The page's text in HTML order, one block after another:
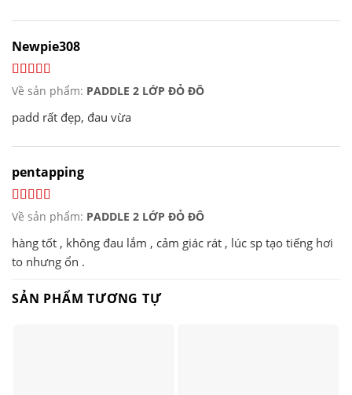
Newpie308
Về sản phẩm: PADDLE 2 LỚP ĐỎ ĐÔ
padd rất đẹp, đau vừa
pentapping
Về sản phẩm: PADDLE 2 LỚP ĐỎ ĐÔ
hàng tốt , không đau lắm , cảm giác rát , lúc sp tạo tiếng hơi
to nhưng ổn .
SẢN PHẨM TƯƠNG TỰ